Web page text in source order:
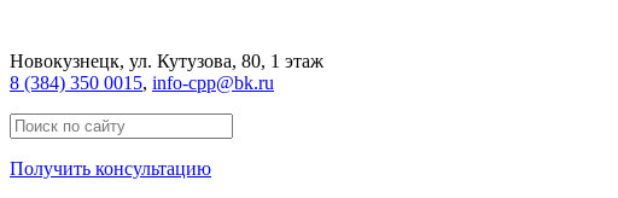
Новокузнецк, ул. Кутузова, 80, 1 этаж
8 (384) 350 0015, info-cpp@bk.ru
Получить консультацию